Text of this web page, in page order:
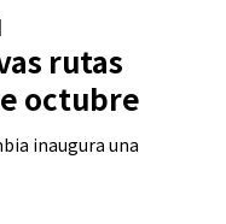
rutas
octubre
inaugura una